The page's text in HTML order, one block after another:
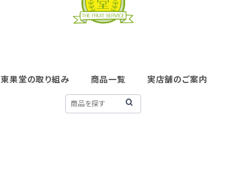
東果堂の取り組み 商品一覧 実店舗のご案内